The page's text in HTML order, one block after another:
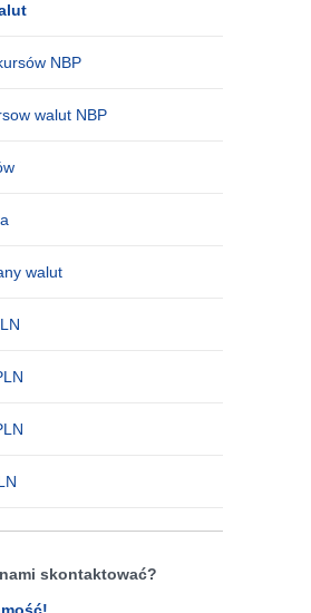
NBP
walut NBP
walut
skontaktować?